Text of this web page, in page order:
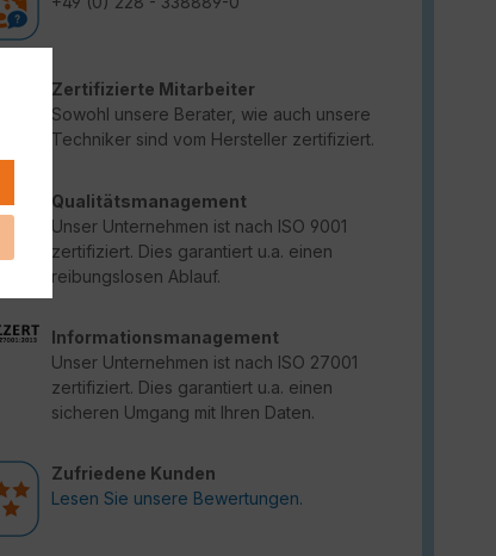
Zertifizierte Mitarbeiter
Sowohl unsere Berater, wie auch unsere
Techniker sind vom Hersteller zertifiziert.
Qualitätsmanagement
Unser Unternehmen ist nach ISO 9001
zertifiziert. Dies garantiert u.a. einen
reibungslosen Ablauf.
Informationsmanagement
Unser Unternehmen ist nach ISO 27001
zertifiziert. Dies garantiert u.a. einen
sicheren Umgang mit Ihren Daten.
Zufriedene Kunden
Lesen Sie unsere Bewertungen.